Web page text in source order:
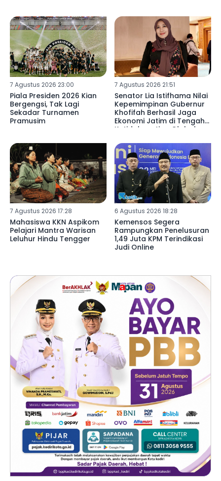
7 Agustus 2026 23:00
Piala Presiden 2026 Kian
Bergengsi, Tak Lagi
Sekadar Turnamen
Pramusim
7 Agustus 2026 21:51
Senator Lia Istifhama Nilai
Kepemimpinan Gubernur
Khofifah Berhasil Jaga
Ekonomi Jatim di Tengah
Ketidakpastian Global
7 Agustus 2026 17:28
Mahasiswa KKN Aspikom
Pelajari Mantra Warisan
Leluhur Hindu Tengger
6 Agustus 2026 18:28
Kemensos Segera
Rampungkan Penelusuran
1,49 Juta KPM Terindikasi
Judi Online